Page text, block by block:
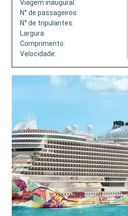
Viagem inaugural:
N° de passageiros:
N° de tripulantes:
Largura:
Comprimento:
Velocidade: